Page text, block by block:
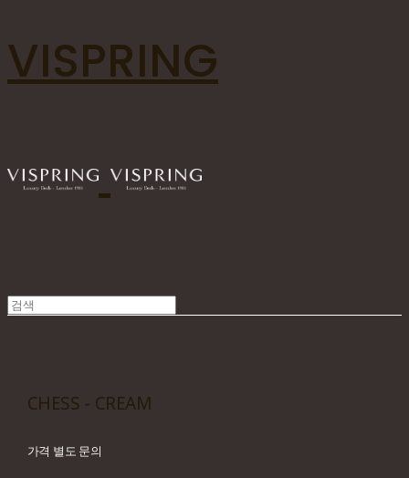
VISPRING
CHESS - CREAM
가격 별도 문의